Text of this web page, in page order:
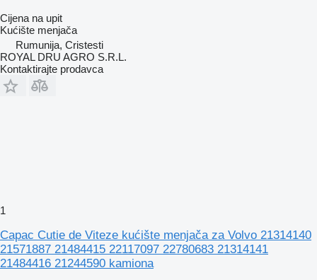
Cijena na upit
Kućište menjača
Rumunija, Cristesti
ROYAL DRU AGRO S.R.L.
Kontaktirajte prodavca
1
Capac Cutie de Viteze kućište menjača za Volvo 21314140
21571887 21484415 22117097 22780683 21314141
21484416 21244590 kamiona